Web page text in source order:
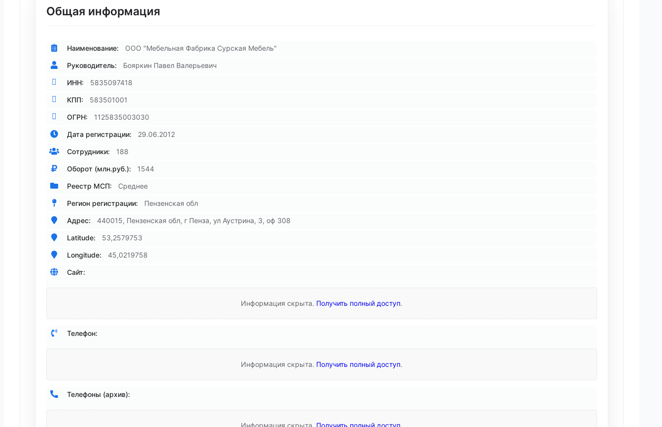
Общая информация
Наименование: ООО "Мебельная Фабрика Сурская Мебель"
Руководитель: Бояркин Павел Валерьевич
ИНН: 5835097418
КПП: 583501001
ОГРН: 1125835003030
Дата регистрации: 29.06.2012
Сотрудники: 188
Оборот (млн.руб.): 1544
Реестр МСП: Среднее
Регион регистрации: Пензенская обл
Адрес: 440015, Пензенская обл, г Пенза, ул Аустрина, 3, оф 308
Latitude: 53,2579753
Longitude: 45,0219758
Сайт:
Информация скрыта. Получить полный доступ.
Телефон:
Информация скрыта. Получить полный доступ.
Телефоны (архив):